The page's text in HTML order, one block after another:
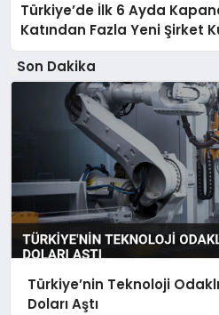
Türkiye’de İlk 6 Ayda
Katından Fazla Yeni Şirket
Son Dakika
Türkiye’nin Teknoloji
Doları Aştı